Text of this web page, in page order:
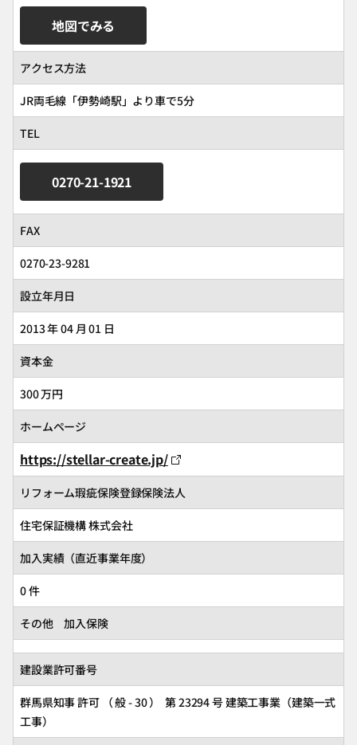
地図でみる
アクセス方法
JR両毛線「伊勢崎駅」より車で5分
TEL
0270-21-1921
FAX
0270-23-9281
設立年月日
2013 年 04 月 01 日
資本金
300 万円
ホームページ
https://stellar-create.jp/
リフォーム瑕疵保険登録保険法人
住宅保証機構 株式会社
加入実績（直近事業年度）
0 件
その他 加入保険
建設業許可番号
群馬県知事 許可 （ 般 - 30 ） 第 23294 号 建築工事業（建築一式
工事）